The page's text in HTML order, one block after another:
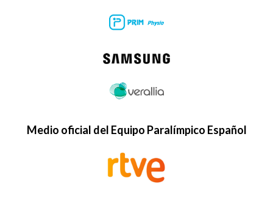
Medio oficial del Equipo Paralímpico Español